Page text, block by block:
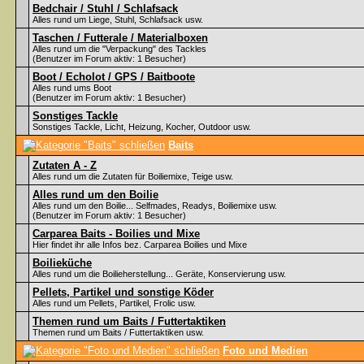
Bedchair / Stuhl / Schlafsack
Alles rund um Liege, Stuhl, Schlafsack usw.
Taschen / Futterale / Materialboxen
Alles rund um die "Verpackung" des Tackles
(Benutzer im Forum aktiv: 1 Besucher)
Boot / Echolot / GPS / Baitboote
Alles rund ums Boot
(Benutzer im Forum aktiv: 1 Besucher)
Sonstiges Tackle
Sonstiges Tackle, Licht, Heizung, Kocher, Outdoor usw.
Baits
Zutaten A - Z
Alles rund um die Zutaten für Boiliemixe, Teige usw.
Alles rund um den Boilie
Alles rund um den Boilie... Selfmades, Readys, Boiliemixe usw.
(Benutzer im Forum aktiv: 1 Besucher)
Carparea Baits - Boilies und Mixe
Hier findet ihr alle Infos bez. Carparea Boilies und Mixe
Boilieküche
Alles rund um die Boilieherstellung... Geräte, Konservierung usw.
Pellets, Partikel und sonstige Köder
Alles rund um Pellets, Partikel, Frolic usw.
Themen rund um Baits / Futtertaktiken
Themen rund um Baits / Futtertaktiken usw.
Foto und Medien